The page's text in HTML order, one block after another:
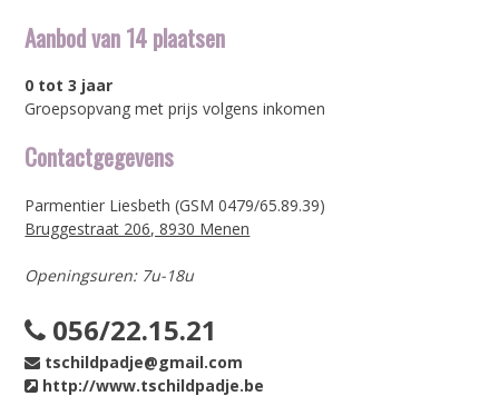
Aanbod van 14 plaatsen
0 tot 3 jaar
Groepsopvang met prijs volgens inkomen
Contactgegevens
Parmentier Liesbeth (GSM 0479/65.89.39)
Bruggestraat 206, 8930 Menen
Openingsuren: 7u-18u
056/22.15.21
tschildpadje@gmail.com
http://www.tschildpadje.be